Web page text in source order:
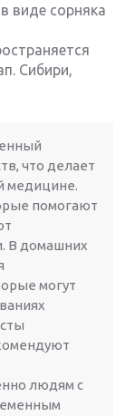
виде сорняка
Сибири,
что делает
медицине.
помогают
В домашних
могут
людям с